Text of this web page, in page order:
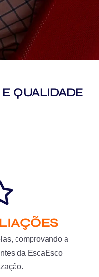
QUALIDADE
comprovando a
da EscaEsco